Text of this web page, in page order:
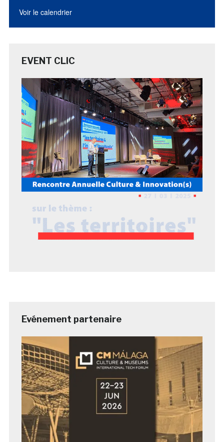
Voir le calendrier
EVENT CLIC
Evénement partenaire